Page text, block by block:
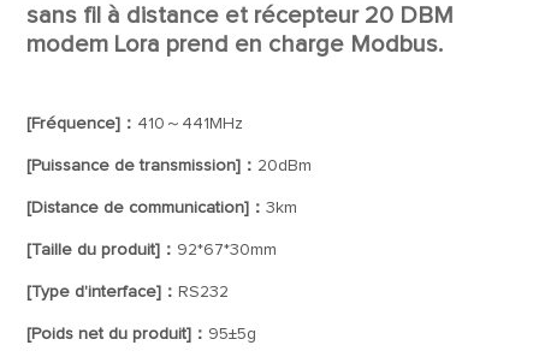
sans fil à distance et récepteur 20 DBM
modem Lora prend en charge Modbus.
[Fréquence]： 410～441MHz
[Puissance de transmission]： 20dBm
[Distance de communication]：3km
[Taille du produit]： 92*67*30mm
[Type d'interface]： RS232
[Poids net du produit]： 95±5g